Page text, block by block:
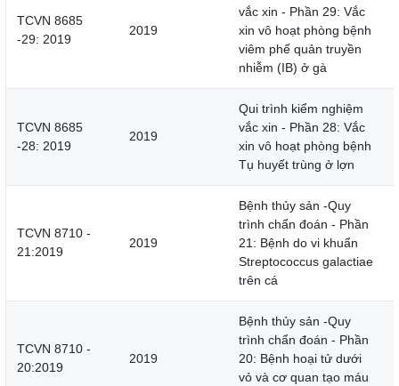
TCVN 8685
-29: 2019
2019
vắc xin - Phần 29: Vắc
xin vô hoạt phòng bệnh
viêm phế quản truyền
nhiễm (IB) ở gà
TCVN 8685
-28: 2019
2019
Qui trình kiểm nghiệm
vắc xin - Phần 28: Vắc
xin vô hoạt phòng bệnh
Tụ huyết trùng ở lợn
TCVN 8710 -
21:2019
2019
Bệnh thủy sản -Quy
trình chẩn đoán - Phần
21: Bệnh do vi khuẩn
Streptococcus galactiae
trên cá
TCVN 8710 -
20:2019
2019
Bệnh thủy sản -Quy
trình chẩn đoán - Phần
20: Bệnh hoại tử dưới
vỏ và cơ quan tạo máu